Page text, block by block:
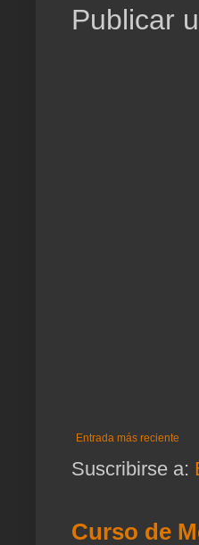
Publicar
Entrada más reciente
Suscribirse a:
Curso de